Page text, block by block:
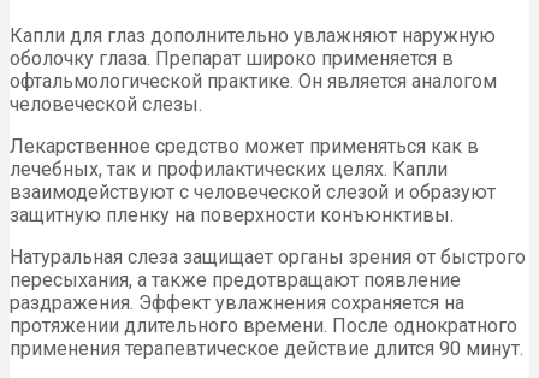
Капли для глаз дополнительно увлажняют наружную
оболочку глаза. Препарат широко применяется в
офтальмологической практике. Он является аналогом
человеческой слезы.
Лекарственное средство может применяться как в
лечебных, так и профилактических целях. Капли
взаимодействуют с человеческой слезой и образуют
защитную пленку на поверхности конъюнктивы.
Натуральная слеза защищает органы зрения от быстрого
пересыхания, а также предотвращают появление
раздражения. Эффект увлажнения сохраняется на
протяжении длительного времени. После однократного
применения терапевтическое действие длится 90 минут.